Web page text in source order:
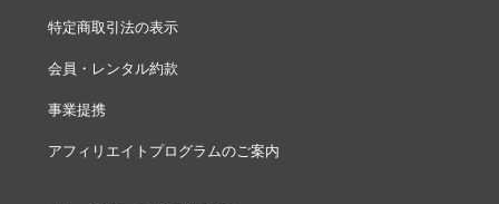
特定商取引法の表示
会員・レンタル約款
事業提携
アフィリエイトプログラムのご案内